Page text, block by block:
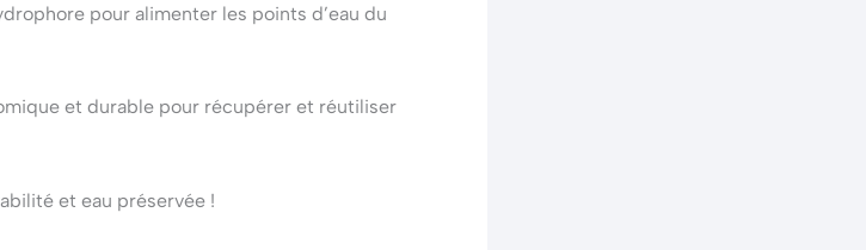
pour alimenter les points d’eau du
et durable pour récupérer et réutiliser
et eau préservée !